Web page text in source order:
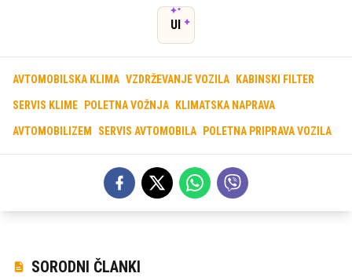
UI
AVTOMOBILSKA KLIMA VZDRŽEVANJE VOZILA KABINSKI FILTER
SERVIS KLIME POLETNA VOŽNJA KLIMATSKA NAPRAVA
AVTOMOBILIZEM SERVIS AVTOMOBILA POLETNA PRIPRAVA VOZILA
SORODNI ČLANKI